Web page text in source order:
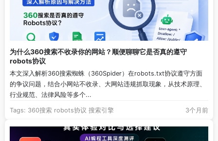
为什么360搜索不收录你的网站？顺便聊聊它是否真的遵守
robots协议
本文深入解析360搜索蜘蛛（360Spider）在robots.txt协议遵守方面
的争议问题，结合小网站不收录、大网站违规抓取现象，从技术原理、
行业规范、法律风险等多个...
Tags: 360搜索 robots协议 搜索引擎 3个月前